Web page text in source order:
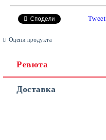
Сподели Tweet
Оцени продукта
Ревюта
Доставка